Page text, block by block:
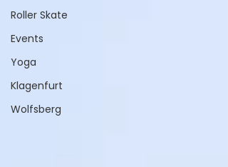
Roller Skate
Events
Yoga
Klagenfurt
Wolfsberg